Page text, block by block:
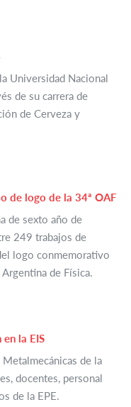
Universidad Nacional
de su carrera de
de Cerveza y
de logo de la 34ª OAF
de sexto año de
249 trabajos de
logo conmemorativo
de Física.
la EIS
de la
docentes, personal
de la EPE.